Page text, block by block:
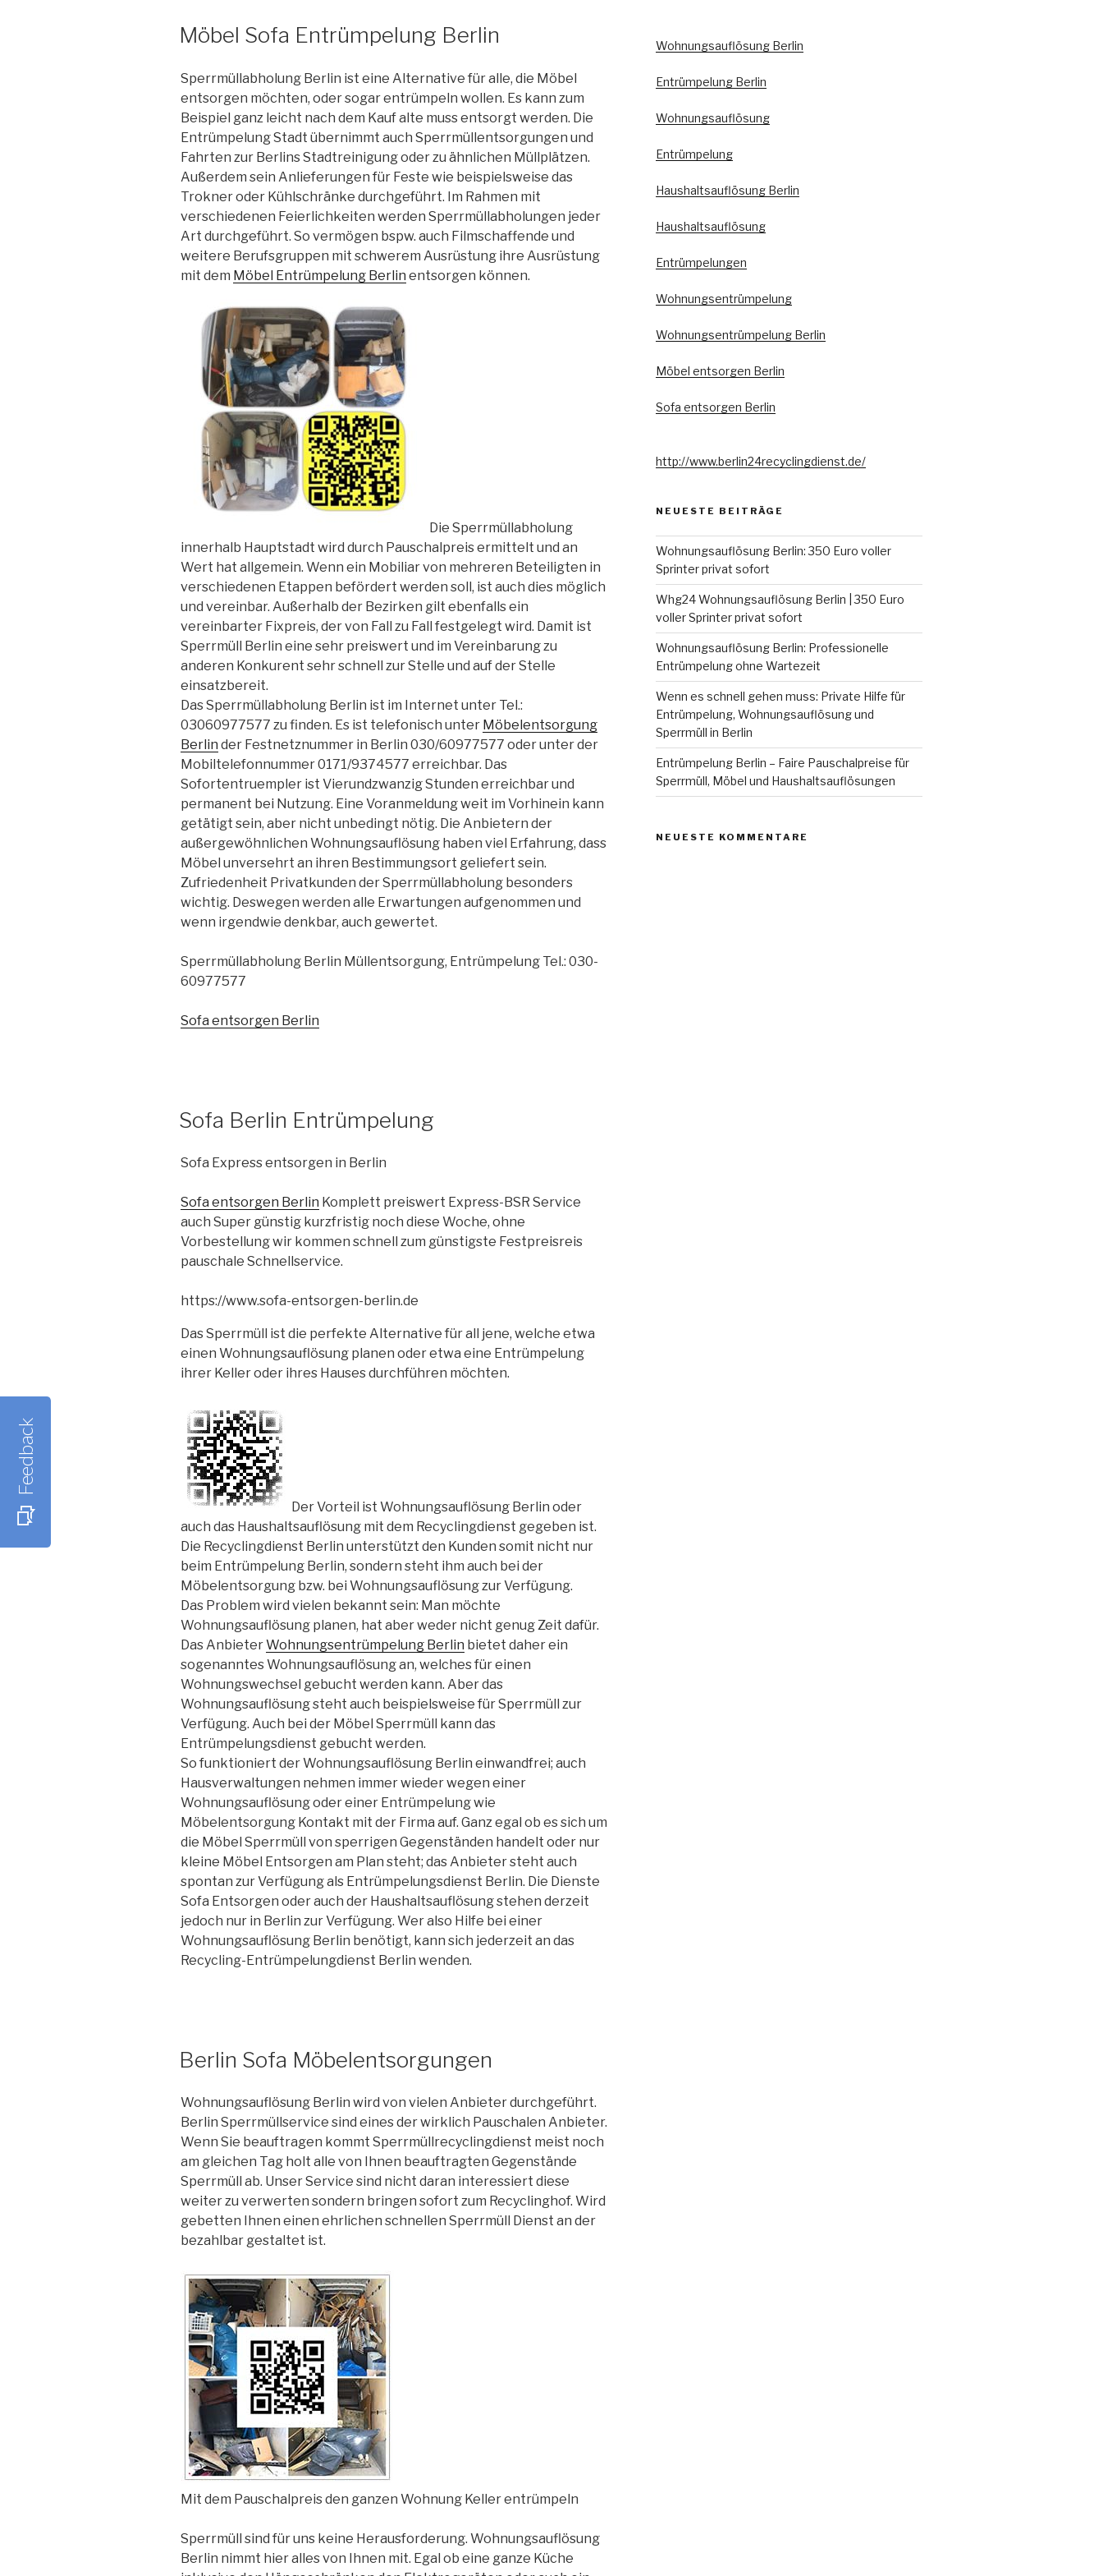
AM
Möbel Sofa Entrümpelung Berlin
Sperrmüllabholung Berlin ist eine Alternative für alle, die Möbel
entsorgen möchten, oder sogar entrümpeln wollen. Es kann zum
Beispiel ganz leicht nach dem Kauf alte muss entsorgt werden. Die
Entrümpelung Stadt übernimmt auch Sperrmüllentsorgungen und
Fahrten zur Berlins Stadtreinigung oder zu ähnlichen Müllplätzen.
Außerdem sein Anlieferungen für Feste wie beispielsweise das
Trokner oder Kühlschränke durchgeführt. Im Rahmen mit
verschiedenen Feierlichkeiten werden Sperrmüllabholungen jeder
Art durchgeführt. So vermögen bspw. auch Filmschaffende und
weitere Berufsgruppen mit schwerem Ausrüstung ihre Ausrüstung
mit dem Möbel Entrümpelung Berlin entsorgen können.
Die Sperrmüllabholung
innerhalb Hauptstadt wird durch Pauschalpreis ermittelt und an
Wert hat allgemein. Wenn ein Mobiliar von mehreren Beteiligten in
verschiedenen Etappen befördert werden soll, ist auch dies möglich
und vereinbar. Außerhalb der Bezirken gilt ebenfalls ein
vereinbarter Fixpreis, der von Fall zu Fall festgelegt wird. Damit ist
Sperrmüll Berlin eine sehr preiswert und im Vereinbarung zu
anderen Konkurent sehr schnell zur Stelle und auf der Stelle
einsatzbereit.
Das Sperrmüllabholung Berlin ist im Internet unter Tel.:
03060977577 zu finden. Es ist telefonisch unter Möbelentsorgung
Berlin der Festnetznummer in Berlin 030/60977577 oder unter der
Mobiltelefonnummer 0171/9374577 erreichbar. Das
Sofortentruempler ist Vierundzwanzig Stunden erreichbar und
permanent bei Nutzung. Eine Voranmeldung weit im Vorhinein kann
getätigt sein, aber nicht unbedingt nötig. Die Anbietern der
außergewöhnlichen Wohnungsauflösung haben viel Erfahrung, dass
Möbel unversehrt an ihren Bestimmungsort geliefert sein.
Zufriedenheit Privatkunden der Sperrmüllabholung besonders
wichtig. Deswegen werden alle Erwartungen aufgenommen und
wenn irgendwie denkbar, auch gewertet.
Sperrmüllabholung Berlin Müllentsorgung, Entrümpelung Tel.: 030-
60977577
Sofa entsorgen Berlin
AM
Sofa Berlin Entrümpelung
Sofa Express entsorgen in Berlin
Sofa entsorgen Berlin Komplett preiswert Express-BSR Service
auch Super günstig kurzfristig noch diese Woche, ohne
Vorbestellung wir kommen schnell zum günstigste Festpreisreis
pauschale Schnellservice.
https://www.sofa-entsorgen-berlin.de
Das Sperrmüll ist die perfekte Alternative für all jene, welche etwa
einen Wohnungsauflösung planen oder etwa eine Entrümpelung
ihrer Keller oder ihres Hauses durchführen möchten.
Der Vorteil ist Wohnungsauflösung Berlin oder
auch das Haushaltsauflösung mit dem Recyclingdienst gegeben ist.
Die Recyclingdienst Berlin unterstützt den Kunden somit nicht nur
beim Entrümpelung Berlin, sondern steht ihm auch bei der
Möbelentsorgung bzw. bei Wohnungsauflösung zur Verfügung.
Das Problem wird vielen bekannt sein: Man möchte
Wohnungsauflösung planen, hat aber weder nicht genug Zeit dafür.
Das AnbieterWohnungsentrümpelung Berlin bietet daher ein
sogenanntes Wohnungsauflösung an, welches für einen
Wohnungswechsel gebucht werden kann. Aber das
Wohnungsauflösung steht auch beispielsweise für Sperrmüll zur
Verfügung. Auch bei der Möbel Sperrmüll kann das
Entrümpelungsdienst gebucht werden.
So funktioniert der Wohnungsauflösung Berlin einwandfrei; auch
Hausverwaltungen nehmen immer wieder wegen einer
Wohnungsauflösung oder einer Entrümpelung wie
Möbelentsorgung Kontakt mit der Firma auf. Ganz egal ob es sich um
die Möbel Sperrmüll von sperrigen Gegenständen handelt oder nur
kleine Möbel Entsorgen am Plan steht; das Anbieter steht auch
spontan zur Verfügung als Entrümpelungsdienst Berlin. Die Dienste
Sofa Entsorgen oder auch der Haushaltsauflösung stehen derzeit
jedoch nur in Berlin zur Verfügung. Wer also Hilfe bei einer
Wohnungsauflösung Berlin benötigt, kann sich jederzeit an das
Recycling-Entrümpelungdienst Berlin wenden.
AM
Berlin Sofa Möbelentsorgungen
Wohnungsauflösung Berlin wird von vielen Anbieter durchgeführt.
Berlin Sperrmüllservice sind eines der wirklich Pauschalen Anbieter.
Wenn Sie beauftragen kommt Sperrmüllrecyclingdienst meist noch
am gleichen Tag holt alle von Ihnen beauftragten Gegenstände
Sperrmüll ab. Unser Service sind nicht daran interessiert diese
weiter zu verwerten sondern bringen sofort zum Recyclinghof. Wird
gebetten Ihnen einen ehrlichen schnellen Sperrmüll Dienst an der
bezahlbar gestaltet ist.
Mit dem Pauschalpreis den ganzen Wohnung Keller entrümpeln
Sperrmüll sind für uns keine Herausforderung. Wohnungsauflösung
Berlin nimmt hier alles von Ihnen mit. Egal ob eine ganze Küche
Wohnungsauflösung Berlin
Entrümpelung Berlin
Wohnungsauflösung
Entrümpelung
Haushaltsauflösung Berlin
Haushaltsauflösung
Entrümpelungen
Wohnungsentrümpelung
Wohnungsentrümpelung Berlin
Möbel entsorgen Berlin
Sofa entsorgen Berlin
http://www.berlin24recyclingdienst.de/
NEUESTE BEITRÄGE
Wohnungsauflösung Berlin: 350 Euro voller
Sprinter privat sofort
Whg24 Wohnungsauflösung Berlin | 350 Euro
voller Sprinter privat sofort
Wohnungsauflösung Berlin: Professionelle
Entrümpelung ohne Wartezeit
Wenn es schnell gehen muss: Private Hilfe für
Entrümpelung, Wohnungsauflösung und
Sperrmüll in Berlin
Entrümpelung Berlin – Faire Pauschalpreise für
Sperrmüll, Möbel und Haushaltsauflösungen
NEUESTE KOMMENTARE
Feedback